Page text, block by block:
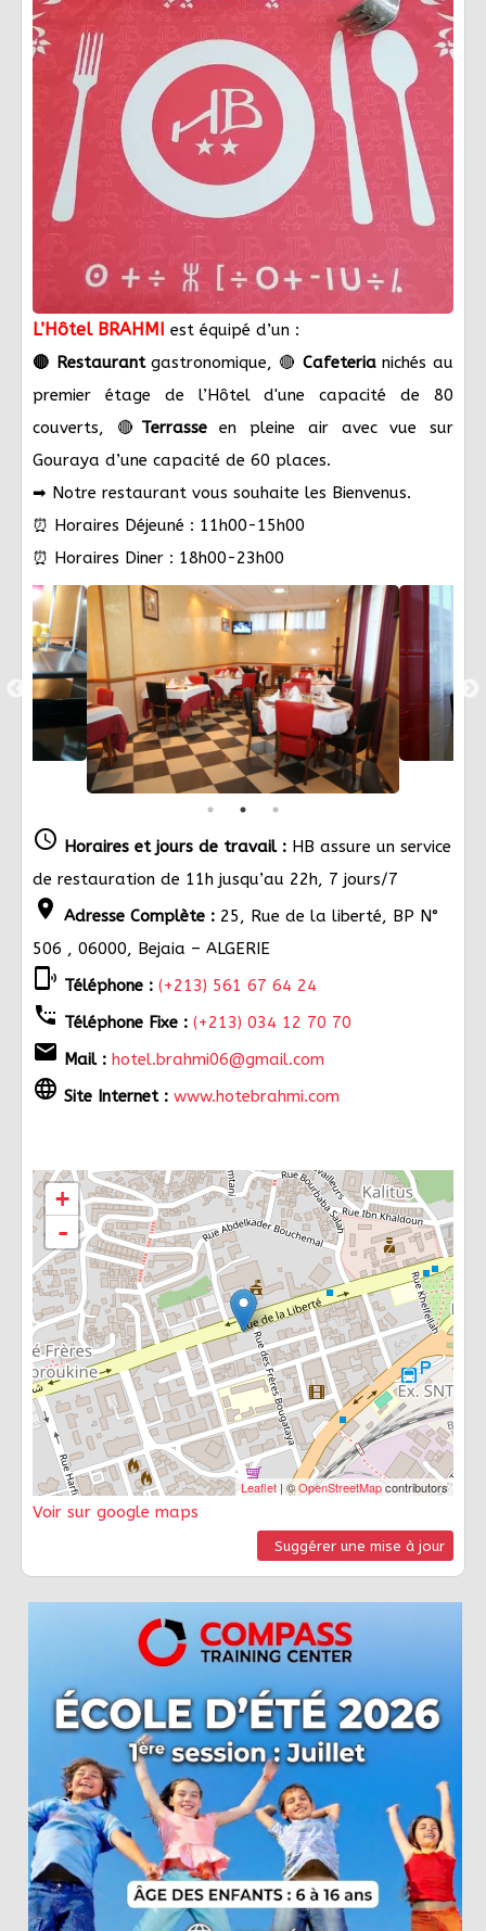
L’Hôtel BRAHMI est équipé d’un :
🔴 Restaurantgastronomique, 🔴 Cafeterianichés au
premier étage de l’Hôtel d'une capacité de 80
couverts, 🔴 Terrasseen pleine air avec vue sur
Gouraya d’une capacité de 60 places.
➡ Notre restaurant vous souhaite les Bienvenus.
⏰ Horaires Déjeuné : 11h00-15h00
⏰ Horaires Diner : 18h00-23h00
schedule Horaires et jours de travail : HB assure un service
de restauration de 11h jusqu’au 22h, 7 jours/7
location_on Adresse Complète : 25, Rue de la liberté, BP N°
506 , 06000, Bejaia – ALGERIE
phonelink_ring Téléphone : (+213) 561 67 64 24
settings_phone Téléphone Fixe : (+213) 034 12 70 70
email Mail : hotel.brahmi06@gmail.com
language Site Internet : www.hotebrahmi.com
+
-
Leaflet | ©OpenStreetMapcontributors
Voir sur google maps
Suggérer une mise à jour